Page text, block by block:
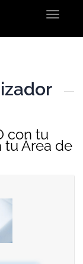
Toggle
con tu
tu Área de